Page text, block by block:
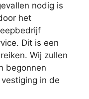
nodig is
het
Dit is een
Wij zullen
begonnen
in de